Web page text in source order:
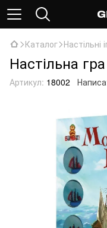
Каталог Настільні
Настільна
Артикул: 18002